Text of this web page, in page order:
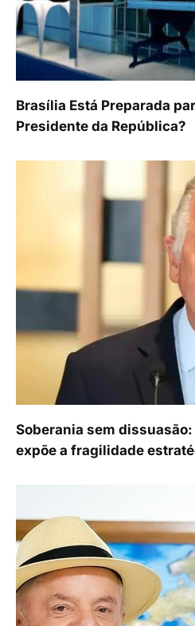
Brasília Está Preparada
Presidente da República?
Soberania sem
expõe a fragilidade